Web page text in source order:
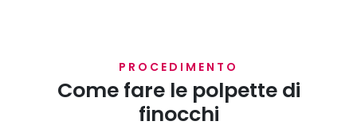
PROCEDIMENTO
Come fare le polpette di
finocchi